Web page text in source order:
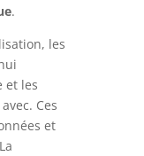
.
les
et les
Ces
et